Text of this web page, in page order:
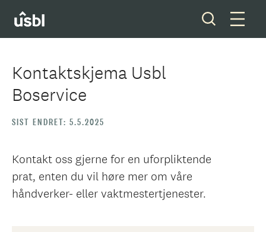
Våre tjenester
Boliger og tomter
Ditt styreverv
Medlemskap
Kontaktskjema Usbl
Boservice
SIST ENDRET: 5.5.2025
Kontakt oss gjerne for en uforpliktende
prat, enten du vil høre mer om våre
håndverker- eller vaktmestertjenester.